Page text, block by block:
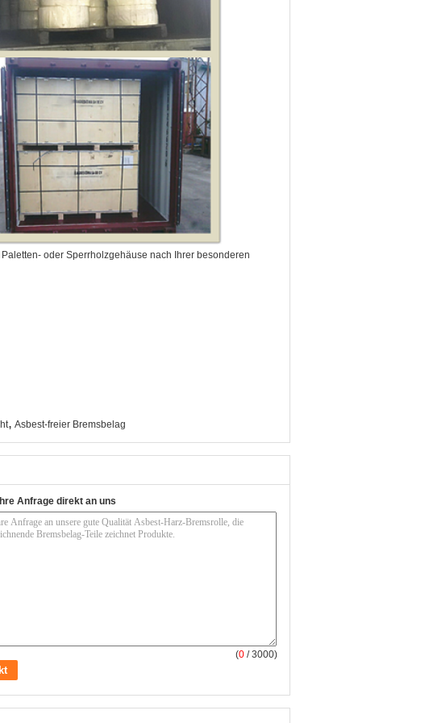
oder Sperrholzgehäuse nach Ihrer besonderen
, Asbest-freier Bremsbelag
Anfrage direkt an uns
(0 / 3000)